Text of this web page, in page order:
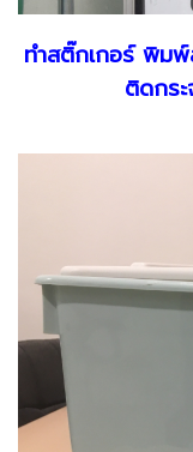
ทำสติ๊กเกอร์ พิม
ติดกร